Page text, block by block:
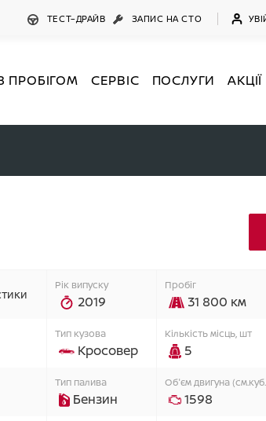
ТЕСТ–ДРАЙВ ЗАПИС НА СТО
ПРОБІГОМ СЕРВІС ПОСЛУГИ АКЦІЇ
Рік випуску
2019
Пробіг
31 800 км
Тип кузова
Кросовер
Кiлькiсть мiсць, шт
5
Тип палива
Бензин
Об'єм двигуна
1598